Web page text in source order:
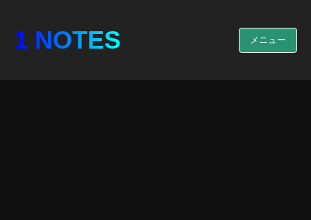
1 NOTES メニュー